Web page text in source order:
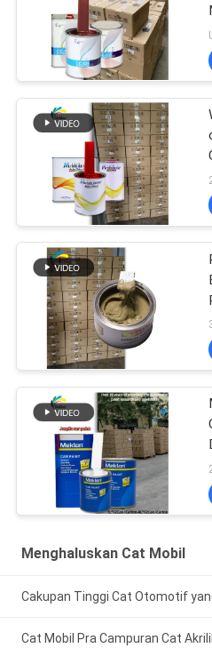
Menghaluskan Cat Mobil
Cakupan Tinggi Cat Otomotif
Cat Mobil Pra Campuran Cat